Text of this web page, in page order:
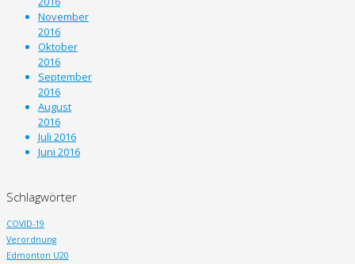
November
2016
Oktober
2016
September
2016
August
2016
Juli 2016
Juni 2016
Schlagwörter
COVID-19
Verordnung
Edmonton U20